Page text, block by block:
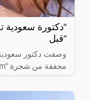
“دكتورة
“قبل
وصفت دكتور سعودية
ينمو في